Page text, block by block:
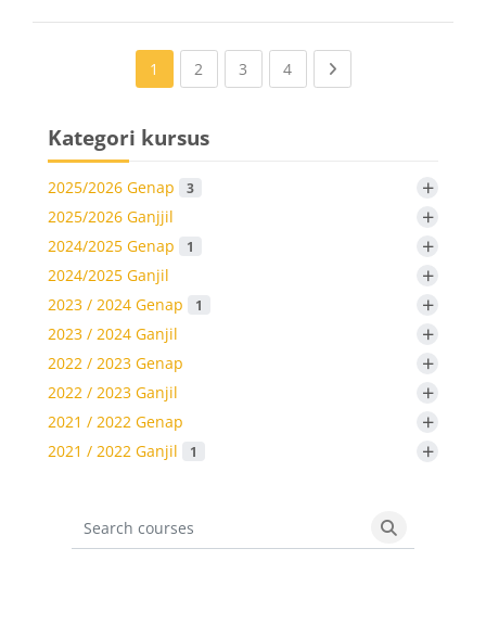
1 2 (current)
3 (current)
4(current)Next page
Kategori kursus
2025/2026 Genap 3 +
2025/2026 Ganjjil +
2024/2025 Genap 1 +
2024/2025 Ganjil +
2023 / 2024 Genap 1 +
2023 / 2024 Ganjil +
2022 / 2023 Genap +
2022 / 2023 Ganjil +
2021 / 2022 Genap +
2021 / 2022 Ganjil 1 +
Search courses
Search